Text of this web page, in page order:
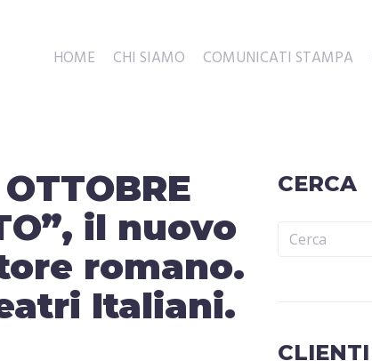
HOME CHI SIAMO COMUNICATI STAMPA
il nuovo
romano.
Italiani.
CERCA
CLIENTI